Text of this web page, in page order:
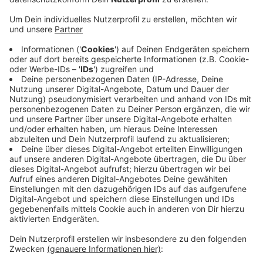
Montag, 22.07.2024 05:43
Der soll seine Unterschrift und den Fahrschulstempel
auf Bestätigungen für Weiterbildungen plaziert haben,
an denen der 46-Jährige aber wohl gar nicht
teilgenommen hatte. Diese Dokumente hatte er aber
wohl beim Straßenverkehrsamt des Rhein-Sieg-
Kreises eingereicht, um die Erlaubnis für den Job als
Berufskraftfahrer zu bekommen. Daher sind die beiden
Männer wegen gemeinschaftlicher Falschbeurkundung
angeklagt.
Anzeige